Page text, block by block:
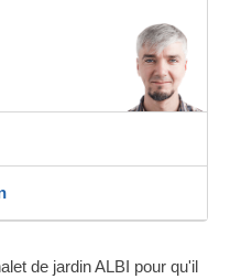
de jardin ALBI pour qu'il